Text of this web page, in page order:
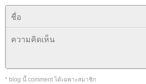
* blog นี้ comment ได้เฉพาะสมาชิก